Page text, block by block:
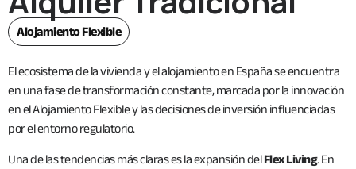
Alojamiento Flexible
El ecosistema de la vivienda y el alojamiento en España se encuentra
en una fase de transformación constante, marcada por la innovación
en el Alojamiento Flexible y las decisiones de inversión influenciadas
por el entorno regulatorio.
Una de las tendencias más claras es la expansión delFlex Living. En